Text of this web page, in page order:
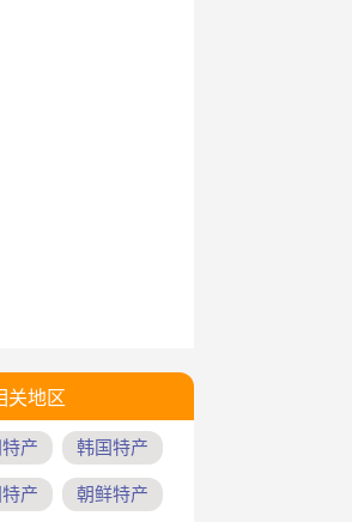
关地区
产 韩国特产
产 朝鲜特产